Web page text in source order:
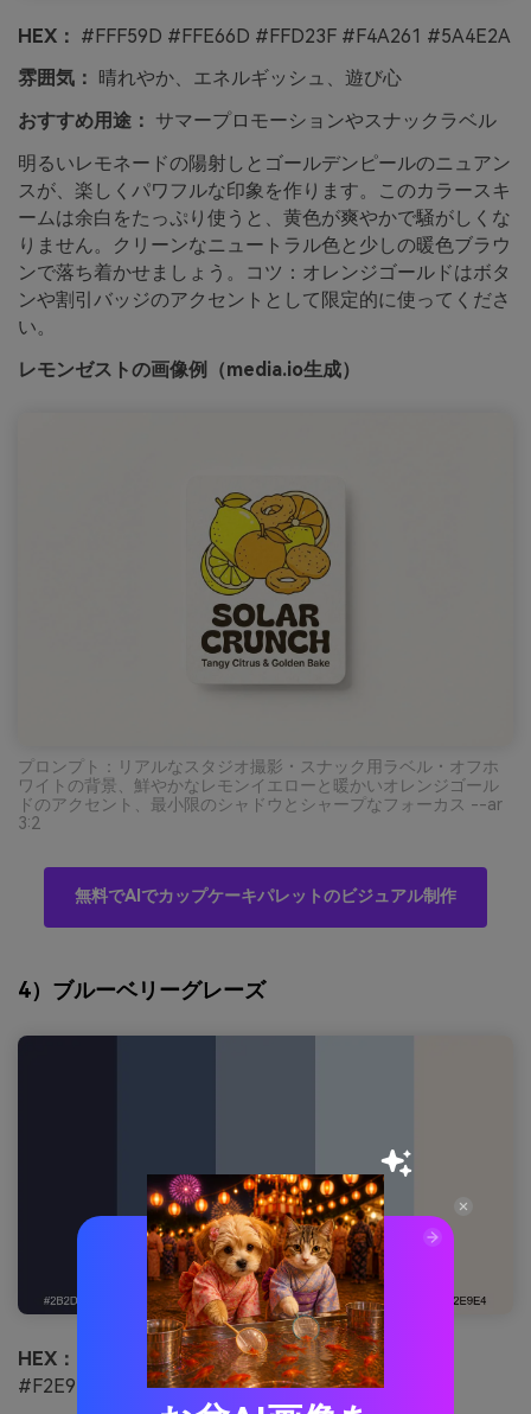
HEX： #FFF59D #FFE66D #FFD23F #F4A261 #5A4E2A
雰囲気： 晴れやか、エネルギッシュ、遊び心
おすすめ用途： サマープロモーションやスナックラベル
明るいレモネードの陽射しとゴールデンピールのニュアン
スが、楽しくパワフルな印象を作ります。このカラースキ
ームは余白をたっぷり使うと、黄色が爽やかで騒がしくな
りません。クリーンなニュートラル色と少しの暖色ブラウ
ンで落ち着かせましょう。コツ：オレンジゴールドはボタ
ンや割引バッジのアクセントとして限定的に使ってくださ
い。
レモンゼストの画像例（media.io生成）
プロンプト：リアルなスタジオ撮影・スナック用ラベル・オフホ
ワイトの背景、鮮やかなレモンイエローと暖かいオレンジゴール
ドのアクセント、最小限のシャドウとシャープなフォーカス --ar
3:2
無料でAIでカップケーキパレットのビジュアル制作
4）ブルーベリーグレーズ
HEX：
#2B2D42 #4B5D7A #8D99AE #C9D6DF
#F2E9E4